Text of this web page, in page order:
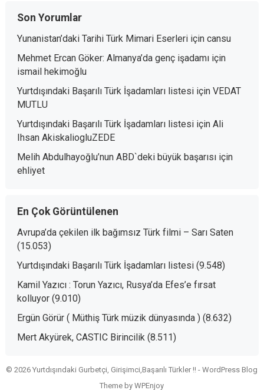
Son Yorumlar
Yunanistan’daki Tarihi Türk Mimari Eserleriiçin cansu
Mehmet Ercan Göker: Almanya’da genç işadamıiçin
ismail hekimoğlu
Yurtdışındaki Başarılı Türk İşadamları listesiiçin VEDAT
MUTLU
Yurtdışındaki Başarılı Türk İşadamları listesiiçin Ali
Ihsan AkiskaliogluZEDE
Melih Abdulhayoğlu’nun ABD`deki büyük başarısıiçin
ehliyet
En Çok Görüntülenen
Avrupa’da çekilen ilk bağımsız Türk filmi – Sarı Saten
(15.053)
Yurtdışındaki Başarılı Türk İşadamları listesi (9.548)
Kamil Yazıcı : Torun Yazıcı, Rusya’da Efes’e fırsat
kolluyor (9.010)
Ergün Görür ( Müthiş Türk müzik dünyasında ) (8.632)
Mert Akyürek, CASTIC Birincilik (8.511)
© 2026 Yurtdışındaki Gurbetçi, Girişimci,Başarılı Türkler !! -WordPress Blog
Theme byWPEnjoy